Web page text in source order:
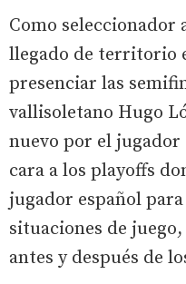
Como seleccionador
llegado de territorio
presenciar las
vallisoletano Hugo
nuevo por el jugador
cara a los playoffs
jugador español
situaciones de
antes y después de